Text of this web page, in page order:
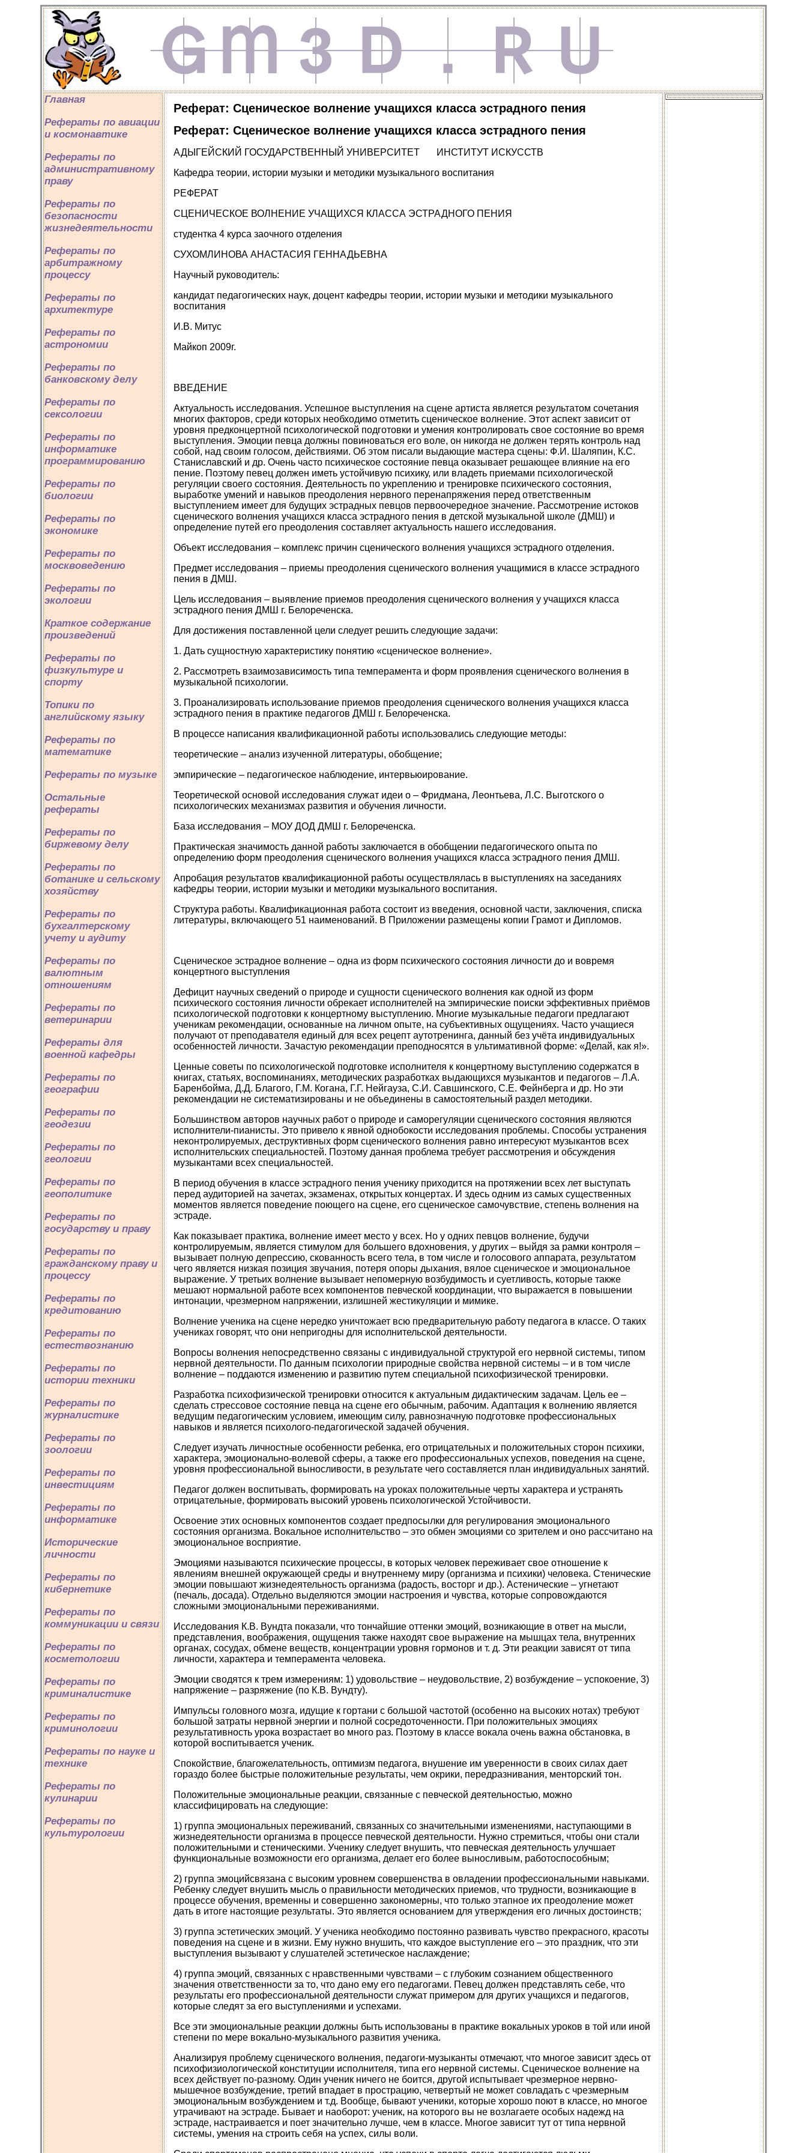
Главная
Рефераты по авиации
и космонавтике
Рефераты по
административному
праву
Рефераты по
безопасности
жизнедеятельности
Рефераты по
арбитражному
процессу
Рефераты по
архитектуре
Рефераты по
астрономии
Рефераты по
банковскому делу
Рефераты по
сексологии
Рефераты по
информатике
программированию
Рефераты по
биологии
Рефераты по
экономике
Рефераты по
москвоведению
Рефераты по
экологии
Краткое содержание
произведений
Рефераты по
физкультуре и
спорту
Топики по
английскому языку
Рефераты по
математике
Рефераты по музыке
Остальные
рефераты
Рефераты по
биржевому делу
Рефераты по
ботанике и сельскому
хозяйству
Рефераты по
бухгалтерскому
учету и аудиту
Рефераты по
валютным
отношениям
Рефераты по
ветеринарии
Рефераты для
военной кафедры
Рефераты по
географии
Рефераты по
геодезии
Рефераты по
геологии
Рефераты по
геополитике
Рефераты по
государству и праву
Рефераты по
гражданскому праву и
процессу
Рефераты по
кредитованию
Рефераты по
естествознанию
Рефераты по
истории техники
Рефераты по
журналистике
Рефераты по
зоологии
Рефераты по
инвестициям
Рефераты по
информатике
Исторические
личности
Рефераты по
кибернетике
Рефераты по
коммуникации и связи
Рефераты по
косметологии
Рефераты по
криминалистике
Рефераты по
криминологии
Рефераты по науке и
технике
Рефераты по
кулинарии
Рефераты по
культурологии
Реферат: Сценическое волнение учащихся класса эстрадного пения
Реферат: Сценическое волнение учащихся класса эстрадного пения
АДЫГЕЙСКИЙ ГОСУДАРСТВЕННЫЙ УНИВЕРСИТЕТ ИНСТИТУТ ИСКУССТВ
Кафедра теории, истории музыки и методики музыкального воспитания
РЕФЕРАТ
СЦЕНИЧЕСКОЕ ВОЛНЕНИЕ УЧАЩИХСЯ КЛАССА ЭСТРАДНОГО ПЕНИЯ
студентка 4 курса заочного отделения
СУХОМЛИНОВА АНАСТАСИЯ ГЕННАДЬЕВНА
Научный руководитель:
кандидат педагогических наук, доцент кафедры теории, истории музыки и методики музыкального
воспитания
И.В. Митус
Майкоп 2009г.
ВВЕДЕНИЕ
Актуальность исследования. Успешное выступления на сцене артиста является результатом сочетания
многих факторов, среди которых необходимо отметить сценическое волнение. Этот аспект зависит от
уровня предконцертной психологической подготовки и умения контролировать свое состояние во время
выступления. Эмоции певца должны повиноваться его воле, он никогда не должен терять контроль над
собой, над своим голосом, действиями. Об этом писали выдающие мастера сцены: Ф.И. Шаляпин, К.С.
Станиславский и др. Очень часто психическое состояние певца оказывает решающее влияние на его
пение. Поэтому певец должен иметь устойчивую психику, или владеть приемами психологической
регуляции своего состояния. Деятельность по укреплению и тренировке психического состояния,
выработке умений и навыков преодоления нервного перенапряжения перед ответственным
выступлением имеет для будущих эстрадных певцов первоочередное значение. Рассмотрение истоков
сценического волнения учащихся класса эстрадного пения в детской музыкальной школе (ДМШ) и
определение путей его преодоления составляет актуальность нашего исследования.
Объект исследования – комплекс причин сценического волнения учащихся эстрадного отделения.
Предмет исследования – приемы преодоления сценического волнения учащимися в классе эстрадного
пения в ДМШ.
Цель исследования – выявление приемов преодоления сценического волнения у учащихся класса
эстрадного пения ДМШ г. Белореченска.
Для достижения поставленной цели следует решить следующие задачи:
1. Дать сущностную характеристику понятию «сценическое волнение».
2. Рассмотреть взаимозависимость типа темперамента и форм проявления сценического волнения в
музыкальной психологии.
3. Проанализировать использование приемов преодоления сценического волнения учащихся класса
эстрадного пения в практике педагогов ДМШ г. Белореченска.
В процессе написания квалификационной работы использовались следующие методы:
теоретические – анализ изученной литературы, обобщение;
эмпирические – педагогическое наблюдение, интервьюирование.
Теоретической основой исследования служат идеи о – Фридмана, Леонтьева, Л.С. Выготского о
психологических механизмах развития и обучения личности.
База исследования – МОУ ДОД ДМШ г. Белореченска.
Практическая значимость данной работы заключается в обобщении педагогического опыта по
определению форм преодоления сценического волнения учащихся класса эстрадного пения ДМШ.
Апробация результатов квалификационной работы осуществлялась в выступлениях на заседаниях
кафедры теории, истории музыки и методики музыкального воспитания.
Структура работы. Квалификационная работа состоит из введения, основной части, заключения, списка
литературы, включающего 51 наименований. В Приложении размещены копии Грамот и Дипломов.
Сценическое эстрадное волнение – одна из форм психического состояния личности до и вовремя
концертного выступления
Дефицит научных сведений о природе и сущности сценического волнения как одной из форм
психического состояния личности обрекает исполнителей на эмпирические поиски эффективных приёмов
психологической подготовки к концертному выступлению. Многие музыкальные педагоги предлагают
ученикам рекомендации, основанные на личном опыте, на субъективных ощущениях. Часто учащиеся
получают от преподавателя единый для всех рецепт аутотренинга, данный без учёта индивидуальных
особенностей личности. Зачастую рекомендации преподносятся в ультимативной форме: «Делай, как я!».
Ценные советы по психологической подготовке исполнителя к концертному выступлению содержатся в
книгах, статьях, воспоминаниях, методических разработках выдающихся музыкантов и педагогов – Л.А.
Баренбойма, Д.Д. Благого, Г.М. Когана, Г.Г. Нейгауза, С.И. Савшинского, С.Е. Фейнберга и др. Но эти
рекомендации не систематизированы и не объединены в самостоятельный раздел методики.
Большинством авторов научных работ о природе и саморегуляции сценического состояния являются
исполнители-пианисты. Это привело к явной однобокости исследования проблемы. Способы устранения
неконтролируемых, деструктивных форм сценического волнения равно интересуют музыкантов всех
исполнительских специальностей. Поэтому данная проблема требует рассмотрения и обсуждения
музыкантами всех специальностей.
В период обучения в классе эстрадного пения ученику приходится на протяжении всех лет выступать
перед аудиторией на зачетах, экзаменах, открытых концертах. И здесь одним из самых существенных
моментов является поведение поющего на сцене, его сценическое самочувствие, степень волнения на
эстраде.
Как показывает практика, волнение имеет место у всех. Но у одних певцов волнение, будучи
контролируемым, является стимулом для большего вдохновения, у других – выйдя за рамки контроля –
вызывает полную депрессию, скованность всего тела, в том числе и голосового аппарата, результатом
чего является низкая позиция звучания, потеря опоры дыхания, вялое сценическое и эмоциональное
выражение. У третьих волнение вызывает непомерную возбудимость и суетливость, которые также
мешают нормальной работе всех компонентов певческой координации, что выражается в повышении
интонации, чрезмерном напряжении, излишней жестикуляции и мимике.
Волнение ученика на сцене нередко уничтожает всю предварительную работу педагога в классе. О таких
учениках говорят, что они непригодны для исполнительской деятельности.
Вопросы волнения непосредственно связаны с индивидуальной структурой его нервной системы, типом
нервной деятельности. По данным психологии природные свойства нервной системы – и в том числе
волнение – поддаются изменению и развитию путем специальной психофизической тренировки.
Разработка психофизической тренировки относится к актуальным дидактическим задачам. Цель ее –
сделать стрессовое состояние певца на сцене его обычным, рабочим. Адаптация к волнению является
ведущим педагогическим условием, имеющим силу, равнозначную подготовке профессиональных
навыков и является психолого-педагогической задачей обучения.
Следует изучать личностные особенности ребенка, его отрицательных и положительных сторон психики,
характера, эмоционально-волевой сферы, а также его профессиональных успехов, поведения на сцене,
уровня профессиональной выносливости, в результате чего составляется план индивидуальных занятий.
Педагог должен воспитывать, формировать на уроках положительные черты характера и устранять
отрицательные, формировать высокий уровень психологической Устойчивости.
Освоение этих основных компонентов создает предпосылки для регулирования эмоционального
состояния организма. Вокальное исполнительство – это обмен эмоциями со зрителем и оно рассчитано на
эмоциональное восприятие.
Эмоциями называются психические процессы, в которых человек переживает свое отношение к
явлениям внешней окружающей среды и внутреннему миру (организма и психики) человека. Стенические
эмоции повышают жизнедеятельность организма (радость, восторг и др.). Астенические – угнетают
(печаль, досада). Отдельно выделяются эмоции настроения и чувства, которые сопровождаются
сложными эмоциональными переживаниями.
Исследования К.В. Вундта показали, что тончайшие оттенки эмоций, возникающие в ответ на мысли,
представления, воображения, ощущения также находят свое выражение на мышцах тела, внутренних
органах, сосудах, обмене веществ, концентрации уровня гормонов и т. д. Эти реакции зависят от типа
личности, характера и темперамента человека.
Эмоции сводятся к трем измерениям: 1) удовольствие – неудовольствие, 2) возбуждение – успокоение, 3)
напряжение – разряжение (по К.В. Вундту).
Импульсы головного мозга, идущие к гортани с большой частотой (особенно на высоких нотах) требуют
большой затраты нервной энергии и полной сосредоточенности. При положительных эмоциях
результативность урока возрастает во много раз. Поэтому в классе вокала очень важна обстановка, в
которой воспитывается ученик.
Спокойствие, благожелательность, оптимизм педагога, внушение им уверенности в своих силах дает
гораздо более быстрые положительные результаты, чем окрики, передразнивания, менторский тон.
Положительные эмоциональные реакции, связанные с певческой деятельностью, можно
классифицировать на следующие:
1) группа эмоциональных переживаний, связанных со значительными изменениями, наступающими в
жизнедеятельности организма в процессе певческой деятельности. Нужно стремиться, чтобы они стали
положительными и стеническими. Ученику следует внушить, что певческая деятельность улучшает
функциональные возможности его организма, делает его более выносливым, работоспособным;
2) группа эмоцийсвязана с высоким уровнем совершенства в овладении профессиональными навыками.
Ребенку следует внушить мысль о правильности методических приемов, что трудности, возникающие в
процессе обучения, временны и совершенно закономерны, что только этапное их преодоление может
дать в итоге настоящие результаты. Это является основанием для утверждения его личных достоинств;
3) группа эстетических эмоций. У ученика необходимо постоянно развивать чувство прекрасного, красоты
поведения на сцене и в жизни. Ему нужно внушить, что каждое выступление его – это праздник, что эти
выступления вызывают у слушателей эстетическое наслаждение;
4) группа эмоций, связанных с нравственными чувствами – с глубоким сознанием общественного
значения ответственности за то, что дано ему его педагогами. Певец должен представлять себе, что
результаты его профессиональной деятельности служат примером для других учащихся и педагогов,
которые следят за его выступлениями и успехами.
Все эти эмоциональные реакции должны быть использованы в практике вокальных уроков в той или иной
степени по мере вокально-музыкального развития ученика.
Анализируя проблему сценического волнения, педагоги-музыканты отмечают, что многое зависит здесь от
психофизиологической конституции исполнителя, типа его нервной системы. Сценическое волнение на
всех действует по-разному. Один ученик ничего не боится, другой испытывает чрезмерное нервно-
мышечное возбуждение, третий впадает в прострацию, четвертый не может совладать с чрезмерным
эмоциональным возбуждением и т.д. Вообще, бывают ученики, которые хорошо поют в классе, но многое
утрачивают на эстраде. Бывает и наоборот: ученик, на которого вы не возлагаете особых надежд на
эстраде, настраивается и поет значительно лучше, чем в классе. Многое зависит тут от типа нервной
системы, умения на строить себя на успех, силы воли.